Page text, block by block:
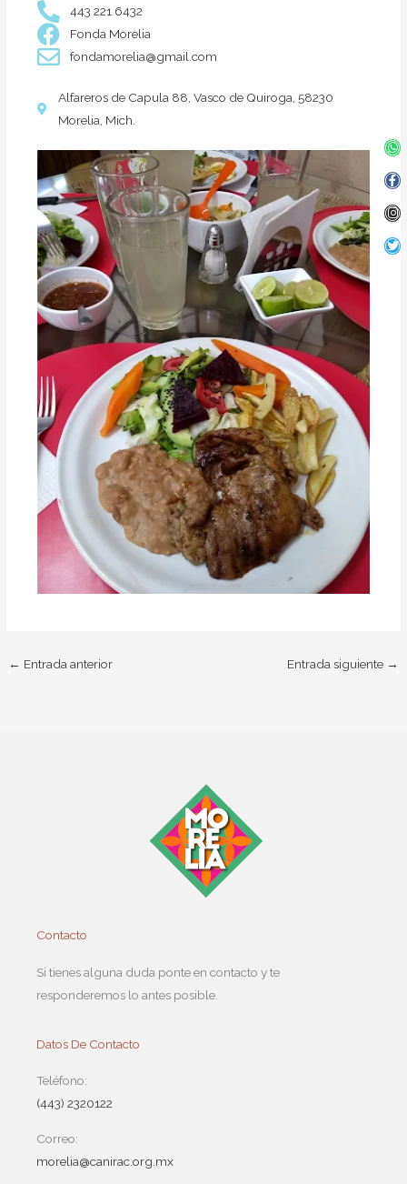
443 221 6432
Fonda Morelia
fondamorelia@gmail.com
Alfareros de Capula 88, Vasco de Quiroga, 58230
Morelia, Mich.
← Entrada anterior Entrada siguiente →
Contacto
Si tienes alguna duda ponte en contacto y te
responderemos lo antes posible.
Datos De Contacto
Teléfono:
(443) 2320122
Correo:
morelia@canirac.org.mx
f